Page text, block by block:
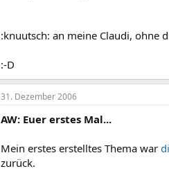
:knuutsch: an meine Claudi, ohne
:-D
31. Dezember 2006
AW: Euer erstes Mal...
Mein erstes erstelltes Thema war
zurück.